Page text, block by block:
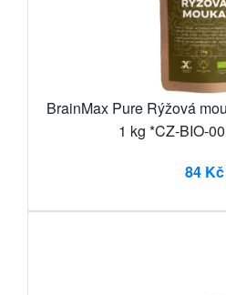
BrainMax Pure Rýžová
1 kg *CZ-BIO-
84 Kč